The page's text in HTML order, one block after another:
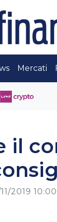
Mercati
il
11/2019